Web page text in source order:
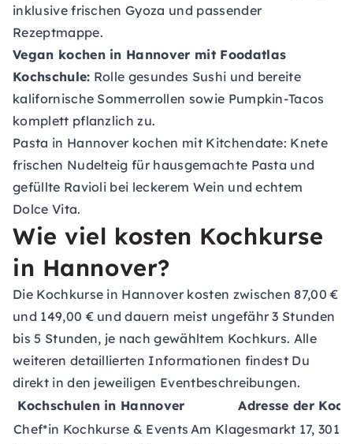
inklusive frischen Gyoza und passender
Rezeptmappe.
Vegan kochen in Hannover mit Foodatlas
Kochschule: Rolle gesundes Sushi und bereite
kalifornische Sommerrollen sowie Pumpkin-Tacos
komplett pflanzlich zu.
Pasta in Hannover kochen mit Kitchendate: Knete
frischen Nudelteig für hausgemachte Pasta und
gefüllte Ravioli bei leckerem Wein und echtem
Dolce Vita.
Wie viel kosten Kochkurse
in Hannover?
Die Kochkurse in Hannover kosten zwischen 87,00 €
und 149,00 € und dauern meist ungefähr 3 Stunden
bis 5 Stunden, je nach gewähltem Kochkurs. Alle
weiteren detaillierten Informationen findest Du
direkt in den jeweiligen Eventbeschreibungen.
Kochschulen in Hannover
Adresse der
Chef*in Kochkurse & Events Am Klagesmarkt 17,